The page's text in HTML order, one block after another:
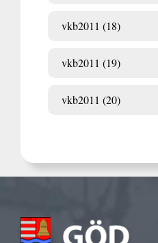
vkb2011 (18)
vkb2011 (19)
vkb2011 (20)